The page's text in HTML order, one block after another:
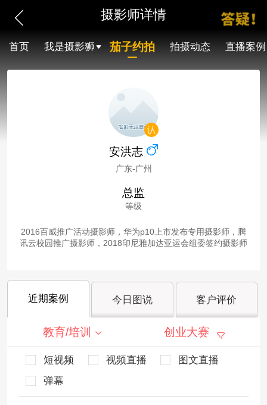
摄影师详情
首页 我是摄影狮 茄子约拍 拍摄动态 直播案例
安洪志
广东-广州
总监
等级
2016百威推广活动摄影师，华为p10上市发布专用摄影师，腾
讯云校园推广摄影师，2018印尼雅加达亚运会组委签约摄影师
近期案例 今日图说 客户评价
教育/培训 创业大赛
短视频 视频直播
图文直播
弹幕